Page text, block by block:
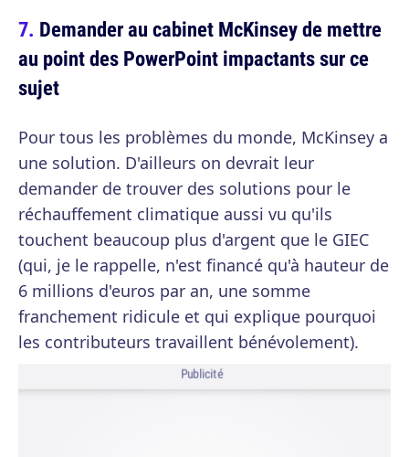
Demander au cabinet McKinsey de mettre
au point des PowerPoint impactants sur ce
sujet
Pour tous les problèmes du monde, McKinsey a
une solution. D'ailleurs on devrait leur
demander de trouver des solutions pour le
réchauffement climatique aussi vu qu'ils
touchent beaucoup plus d'argent que le GIEC
(qui, je le rappelle, n'est financé qu'à hauteur de
6 millions d'euros par an, une somme
franchement ridicule et qui explique pourquoi
les contributeurs travaillent bénévolement).
Publicité